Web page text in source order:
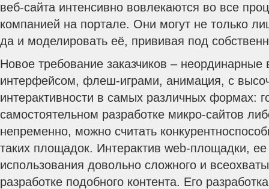
веб-сайта интенсивно вовлекаются во все
компанией на портале. Они могут не только
да и моделировать её, прививая под
Новое требование заказчиков –
интерфейсом, флеш-играми, анимация, с
интерактивности в самых различных формах:
самостоятельном разработке микро-сайтов
непременно, можно считать
таких площадок. Интерактив web-площадки, ее
использования довольно сложного и
разработке подобного контента. Его